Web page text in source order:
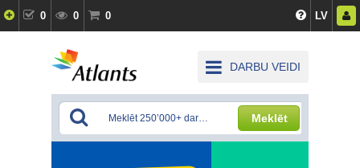
0 0 0 LV
DARBU VEIDI
Meklēt